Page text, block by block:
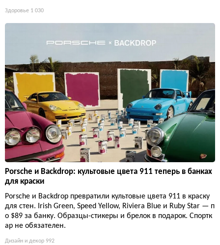
Здоровье 1 030
Porsche и Backdrop: культовые цвета 911 теперь в банках
для краски
Porsche и Backdrop превратили культовые цвета 911 в краску
для стен. Irish Green, Speed Yellow, Riviera Blue и Ruby Star — п
о $89 за банку. Образцы-стикеры и брелок в подарок. Спортк
ар не обязателен.
Дизайн и декор 992